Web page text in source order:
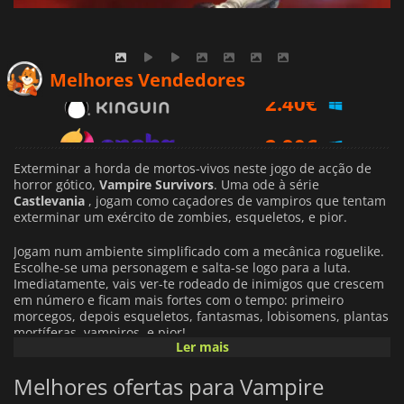
Melhores Vendedores
3.39€
Exterminar a horda de mortos-vivos neste jogo de acção de
horror gótico, Vampire Survivors. Uma ode à série
Castlevania , jogam como caçadores de vampiros que tentam
exterminar um exército de zombies, esqueletos, e pior.
Jogam num ambiente simplificado com a mecânica roguelike.
Escolhe-se uma personagem e salta-se logo para a luta.
Imediatamente, vais ver-te rodeado de inimigos que crescem
em número e ficam mais fortes com o tempo: primeiro
morcegos, depois esqueletos, fantasmas, lobisomens, plantas
mortíferas, vampiros, e pior!
que precisas é de manobrar à volta do mapa, recolhendo
dinheiro, cristais, power-ups, e itens que te ajudarão a
Ler mais
Melhores ofertas para Vampire